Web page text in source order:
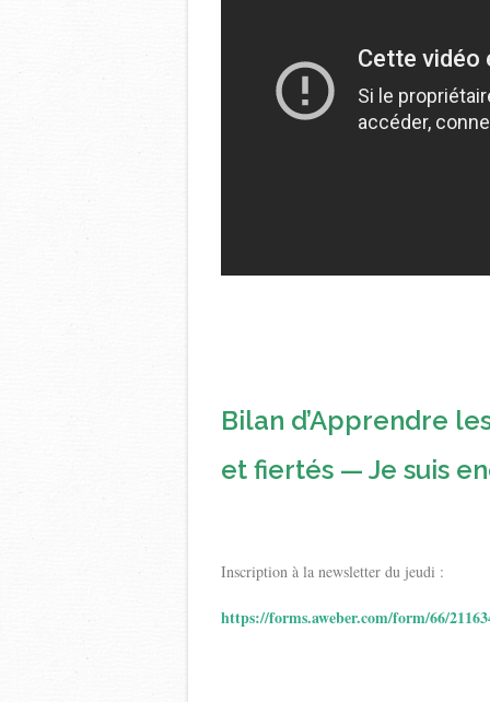
Bilan d’Apprendre
et fiertés — Je suis
Inscription à la newsletter du jeudi :
https://forms.aweber.com/form/66/